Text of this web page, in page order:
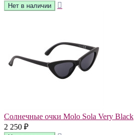
Солнечные очки Molo Sola Very Black
2 250 ₽